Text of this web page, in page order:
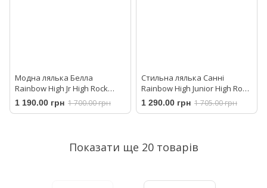
Модна лялька Белла
Rainbow High Jr High Rock
Band Bella Parker MGA 565659
1 190.00 грн 1 700.00 грн
Стильна лялька Санні
Rainbow High Junior High Rock
Band Sunny Madison MGA
1 290.00 грн 1 705.00 грн
Показати ще 20 товарів